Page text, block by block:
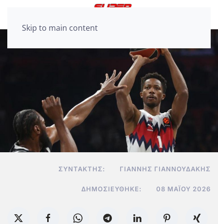
Skip to main content
ΣΥΝΤΆΚΤΗΣ: ΓΙΆΝΝΗΣ ΓΙΑΝΝΟΥΔΆΚΗΣ
ΔΗΜΟΣΙΕΎΘΗΚΕ: 08 ΜΑΪ́ΟΥ 2026